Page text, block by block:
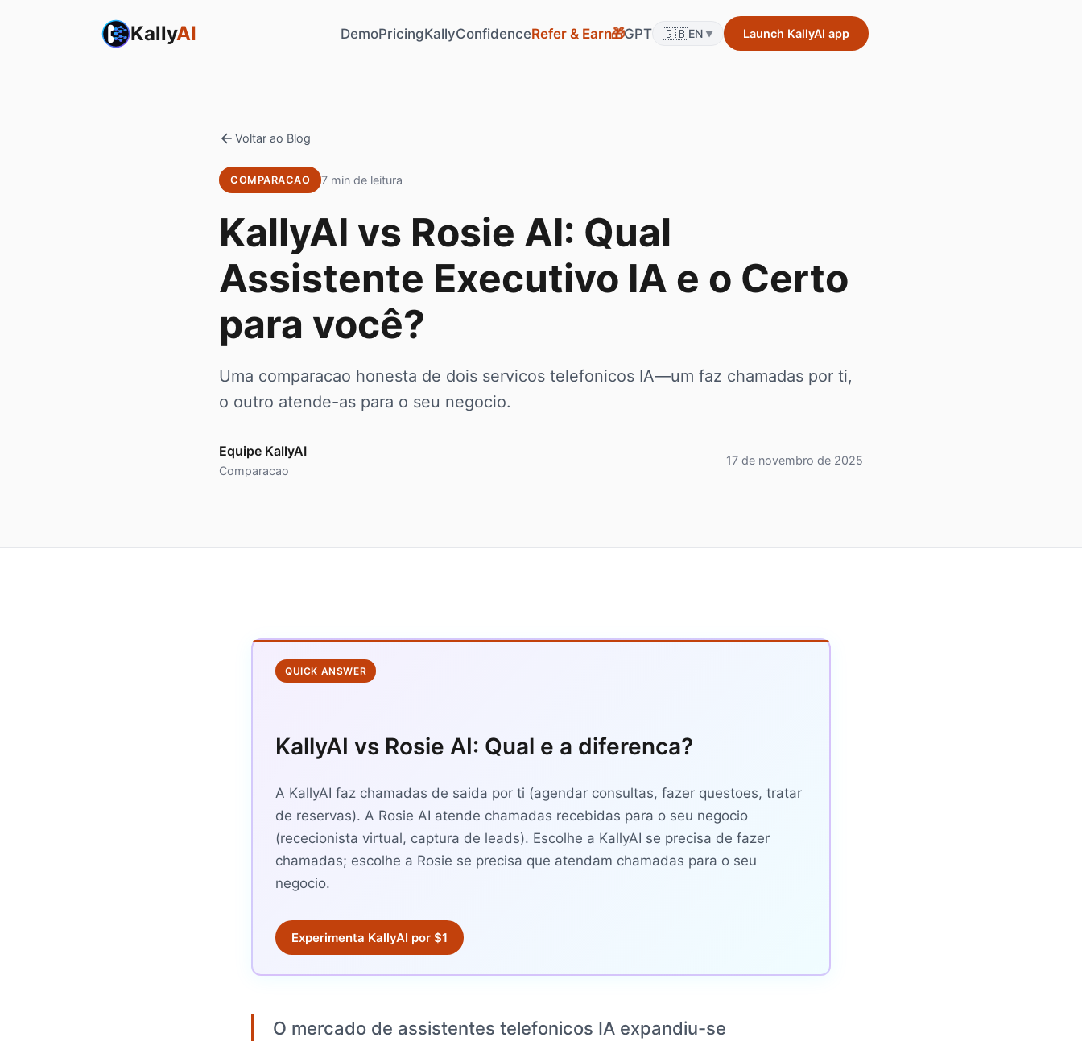
KallyAI DemoPricingKallyConfidenceRefer & Earn🎁GPT 🇬🇧EN ▼ Launch KallyAI app
Voltar ao Blog
COMPARACAO 7 min de leitura
KallyAI vs Rosie AI: Qual
Assistente Executivo IA e o Certo
para você?
Uma comparacao honesta de dois servicos telefonicos IA—um faz chamadas por ti,
o outro atende-as para o seu negocio.
Equipe KallyAI
Comparacao
17 de novembro de 2025
QUICK ANSWER
KallyAI vs Rosie AI: Qual e a diferenca?
A KallyAI faz chamadas de saida por ti (agendar consultas, fazer questoes, tratar
de reservas). A Rosie AI atende chamadas recebidas para o seu negocio
(rececionista virtual, captura de leads). Escolhe a KallyAI se precisa de fazer
chamadas; escolhe a Rosie se precisa que atendam chamadas para o seu
negocio.
Experimenta KallyAI por $1
O mercado de assistentes telefonicos IA expandiu-se